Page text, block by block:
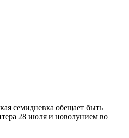
семидневка обещает быть
28 июля и новолунием во